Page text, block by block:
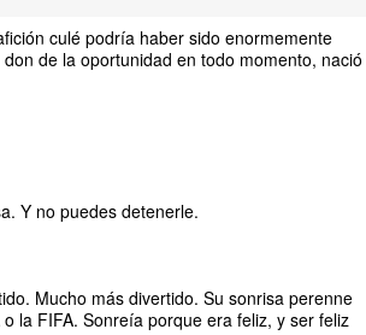
culé podría haber sido enormemente
de la oportunidad en todo momento, nació
Y no puedes detenerle.
Mucho más divertido. Su sonrisa perenne
la FIFA. Sonreía porque era feliz, y ser feliz